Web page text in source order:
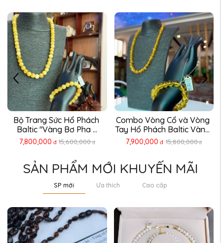
Bộ Trang Sức Hổ Phách
Baltic "Vàng Bơ Pha ...
7,800,000 đ 15,600,000 đ
Combo Vòng Cổ và Vòng
Tay Hổ Phách Baltic Vàng
...
7,900,000 đ 15,800,000 đ
SẢN PHẨM MỚI KHUYẾN MÃI
SP mới Ưa thích Cao cấp